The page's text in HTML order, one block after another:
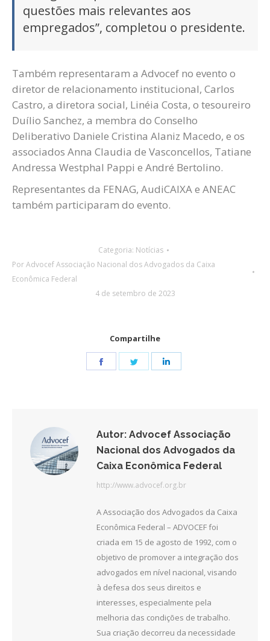
questões mais relevantes aos
empregados”, completou o presidente.
Também representaram a Advocef no evento o
diretor de relacionamento institucional, Carlos
Castro, a diretora social, Linéia Costa, o tesoureiro
Duílio Sanchez, a membra do Conselho
Deliberativo Daniele Cristina Alaniz Macedo, e os
associados Anna Claudia de Vasconcellos, Tatiane
Andressa Westphal Pappi e André Bertolino.
Representantes da FENAG, AudiCAIXA e ANEAC
também participaram do evento.
Categoria: Notícias
PorAdvocef Associação Nacional dos Advogados da Caixa
Econômica Federal
4 de setembro de 2023
Compartilhe
Share
Share
Autor: Advocef Associação
Nacional dos Advogados da
Caixa Econômica Federal
http://www.advocef.org.br
A Associação dos Advogados da Caixa
Econômica Federal – ADVOCEF foi
criada em 15 de agosto de 1992, com o
objetivo de promover a integração dos
advogados em nível nacional, visando
à defesa dos seus direitos e
interesses, especialmente pela
melhoria das condições de trabalho.
Sua criação decorreu da necessidade